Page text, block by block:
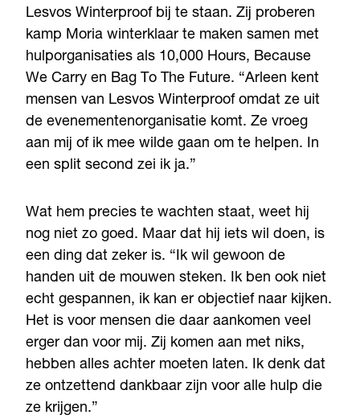
Lesvos Winterproof bij te staan. Zij proberen
kamp Moria winterklaar te maken samen met
hulporganisaties als 10,000 Hours, Because
We Carry en Bag To The Future. “Arleen kent
mensen van Lesvos Winterproof omdat ze uit
de evenementenorganisatie komt. Ze vroeg
aan mij of ik mee wilde gaan om te helpen. In
een split second zei ik ja.”
Wat hem precies te wachten staat, weet hij
nog niet zo goed. Maar dat hij iets wil doen, is
een ding dat zeker is. “Ik wil gewoon de
handen uit de mouwen steken. Ik ben ook niet
echt gespannen, ik kan er objectief naar kijken.
Het is voor mensen die daar aankomen veel
erger dan voor mij. Zij komen aan met niks,
hebben alles achter moeten laten. Ik denk dat
ze ontzettend dankbaar zijn voor alle hulp die
ze krijgen.”